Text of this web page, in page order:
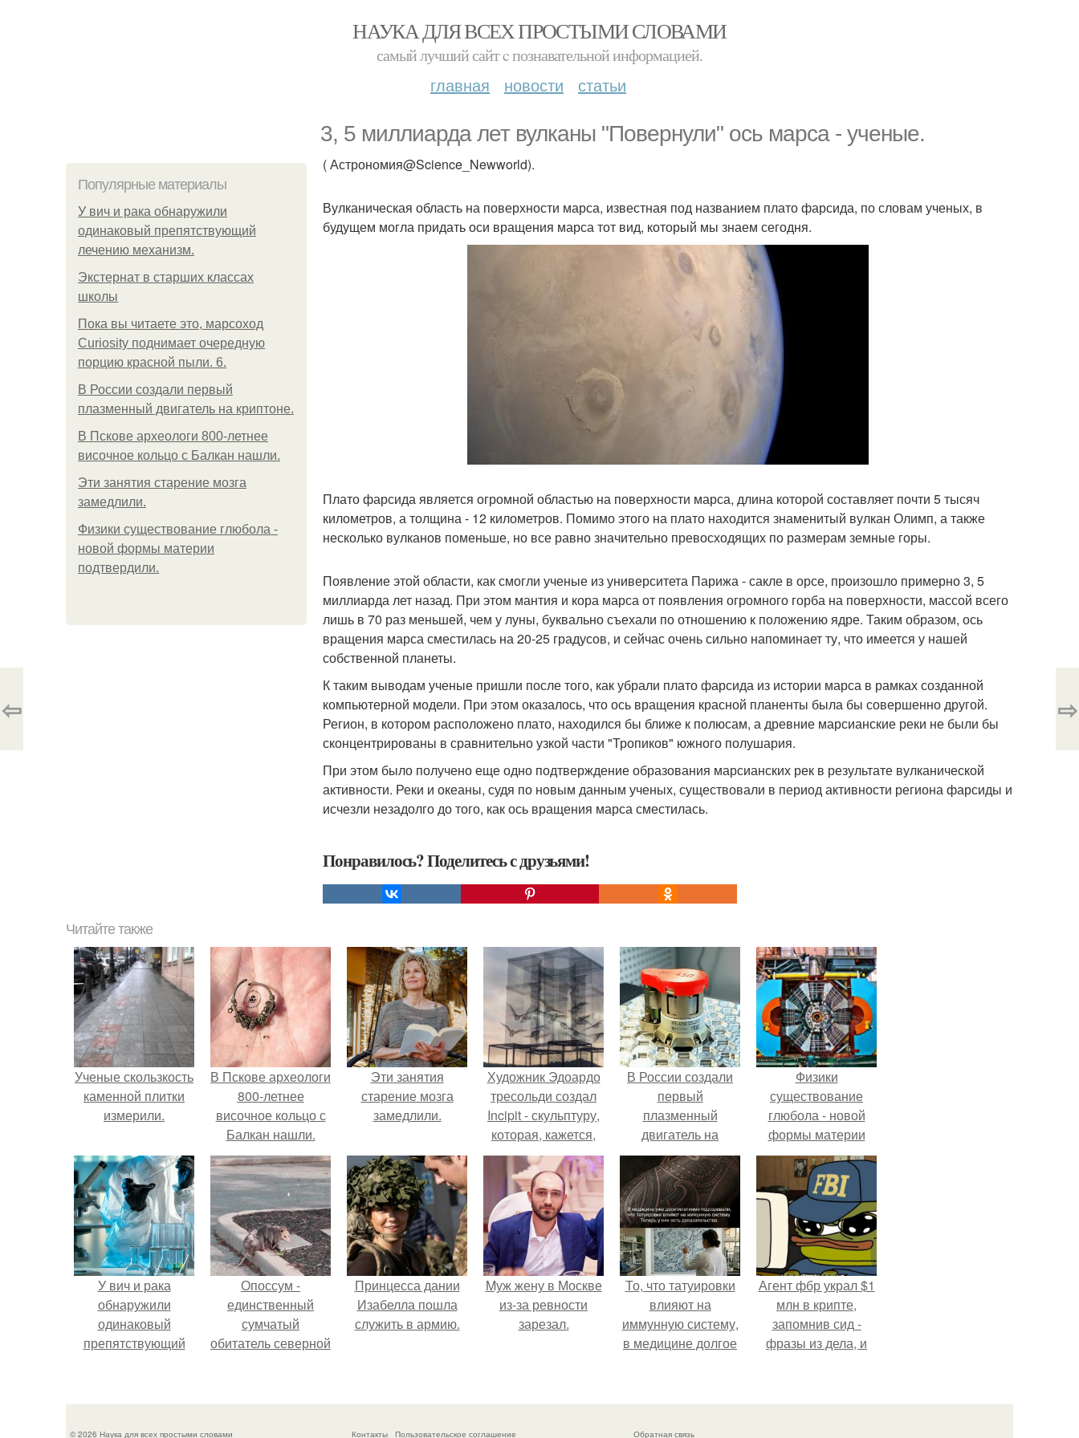
НАУКА ДЛЯ ВСЕХ ПРОСТЫМИ СЛОВАМИ
самый лучший сайт c познавательной информацией.
главная новости статьи
3, 5 миллиарда лет вулканы "Повернули" ось марса - ученые.
Популярные материалы
У вич и рака обнаружили
одинаковый препятствующий
лечению механизм.
Экстернат в старших классах
школы
Пока вы читаете это, марсоход
Curiosity поднимает очередную
порцию красной пыли. 6.
В России создали первый
плазменный двигатель на криптоне.
В Пскове археологи 800-летнее
височное кольцо с Балкан нашли.
Эти занятия старение мозга
замедлили.
Физики существование глюбола -
новой формы материи
подтвердили.
( Астрономия@Science_Newworld).
Вулканическая область на поверхности марса, известная под названием плато фарсида, по словам ученых, в
будущем могла придать оси вращения марса тот вид, который мы знаем сегодня.
Плато фарсида является огромной областью на поверхности марса, длина которой составляет почти 5 тысяч
километров, а толщина - 12 километров. Помимо этого на плато находится знаменитый вулкан Олимп, а также
несколько вулканов поменьше, но все равно значительно превосходящих по размерам земные горы.
Появление этой области, как смогли ученые из университета Парижа - сакле в орсе, произошло примерно 3, 5
миллиарда лет назад. При этом мантия и кора марса от появления огромного горба на поверхности, массой всего
лишь в 70 раз меньшей, чем у луны, буквально съехали по отношению к положению ядре. Таким образом, ось
вращения марса сместилась на 20-25 градусов, и сейчас очень сильно напоминает ту, что имеется у нашей
собственной планеты.
К таким выводам ученые пришли после того, как убрали плато фарсида из истории марса в рамках созданной
компьютерной модели. При этом оказалось, что ось вращения красной планенты была бы совершенно другой.
Регион, в котором расположено плато, находился бы ближе к полюсам, а древние марсианские реки не были бы
сконцентрированы в сравнительно узкой части "Тропиков" южного полушария.
При этом было получено еще одно подтверждение образования марсианских рек в результате вулканической
активности. Реки и океаны, судя по новым данным ученых, существовали в период активности региона фарсиды и
исчезли незадолго до того, как ось вращения марса сместилась.
Понравилось? Поделитесь с друзьями!
⇦ ⇨
Читайте также
Ученые скользкость
каменной плитки
измерили.
В Пскове археологи
800-летнее
височное кольцо с
Балкан нашли.
Эти занятия
старение мозга
замедлили.
Художник Эдоардо
тресольди создал
Incipit - скульптуру,
которая, кажется,
существует на
границе реальности
и фантазии.
В России создали
первый
плазменный
двигатель на
криптоне.
Физики
существование
глюбола - новой
формы материи
подтвердили.
У вич и рака
обнаружили
одинаковый
препятствующий
Опоссум -
единственный
сумчатый
обитатель северной
Принцесса дании
Изабелла пошла
служить в армию.
Mуж жену в Москве
из-за ревности
зарезал.
То, что татуировки
влияют на
иммунную систему,
в медицине долгое
лишь как гипотеза.
Агент фбр украл $1
млн в крипте,
запомнив сид -
фразы из дела, и
потратить.
© 2026 Наука для всех простыми словами Контакты Пользовательское соглашение Обратная связь